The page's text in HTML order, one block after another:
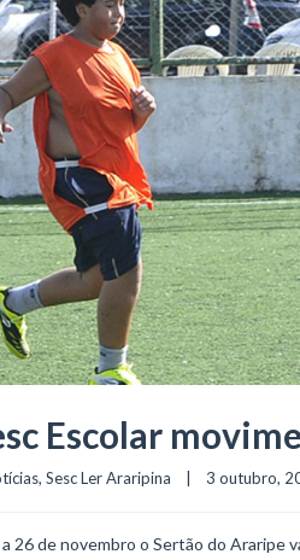
Escolar
, Sesc Ler Araripina
|    3 outubro,
26 de novembro o Sertão do Araripe